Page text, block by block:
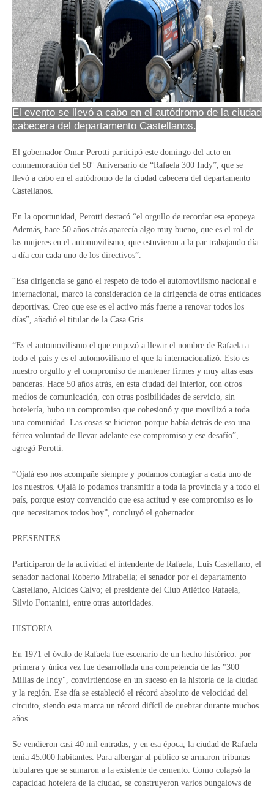
El evento se llevó a cabo en el autódromo de la ciudad
cabecera del departamento Castellanos.
El gobernador Omar Perotti participó este domingo del acto en
conmemoración del 50° Aniversario de “Rafaela 300 Indy”, que se
llevó a cabo en el autódromo de la ciudad cabecera del departamento
Castellanos.
En la oportunidad, Perotti destacó “el orgullo de recordar esa epopeya.
Además, hace 50 años atrás aparecía algo muy bueno, que es el rol de
las mujeres en el automovilismo, que estuvieron a la par trabajando día
a día con cada uno de los directivos”.
“Esa dirigencia se ganó el respeto de todo el automovilismo nacional e
internacional, marcó la consideración de la dirigencia de otras entidades
deportivas. Creo que ese es el activo más fuerte a renovar todos los
días”, añadió el titular de la Casa Gris.
“Es el automovilismo el que empezó a llevar el nombre de Rafaela a
todo el país y es el automovilismo el que la internacionalizó. Esto es
nuestro orgullo y el compromiso de mantener firmes y muy altas esas
banderas. Hace 50 años atrás, en esta ciudad del interior, con otros
medios de comunicación, con otras posibilidades de servicio, sin
hotelería, hubo un compromiso que cohesionó y que movilizó a toda
una comunidad. Las cosas se hicieron porque había detrás de eso una
férrea voluntad de llevar adelante ese compromiso y ese desafío”,
agregó Perotti.
“Ojalá eso nos acompañe siempre y podamos contagiar a cada uno de
los nuestros. Ojalá lo podamos transmitir a toda la provincia y a todo el
país, porque estoy convencido que esa actitud y ese compromiso es lo
que necesitamos todos hoy”, concluyó el gobernador.
PRESENTES
Participaron de la actividad el intendente de Rafaela, Luis Castellano; el
senador nacional Roberto Mirabella; el senador por el departamento
Castellano, Alcides Calvo; el presidente del Club Atlético Rafaela,
Silvio Fontanini, entre otras autoridades.
HISTORIA
En 1971 el óvalo de Rafaela fue escenario de un hecho histórico: por
primera y única vez fue desarrollada una competencia de las "300
Millas de Indy", convirtiéndose en un suceso en la historia de la ciudad
y la región. Ese día se estableció el récord absoluto de velocidad del
circuito, siendo esta marca un récord difícil de quebrar durante muchos
años.
Se vendieron casi 40 mil entradas, y en esa época, la ciudad de Rafaela
tenía 45.000 habitantes. Para albergar al público se armaron tribunas
tubulares que se sumaron a la existente de cemento. Como colapsó la
capacidad hotelera de la ciudad, se construyeron varios bungalows de